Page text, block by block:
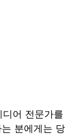
어 전문가를
분에게는 당